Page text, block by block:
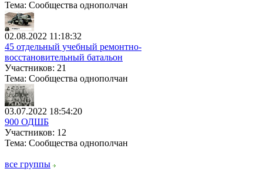
Тема: Сообщества однополчан
02.08.2022 11:18:32
45 отдельный учебный ремонтно-
восстановительный батальон
Участников: 21
Тема: Сообщества однополчан
03.07.2022 18:54:20
900 ОДШБ
Участников: 12
Тема: Сообщества однополчан
все группы